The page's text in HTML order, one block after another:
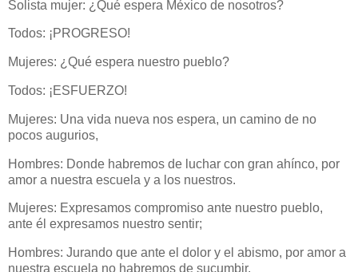
Solista mujer: ¿Qué espera México de nosotros?
Todos: ¡PROGRESO!
Mujeres: ¿Qué espera nuestro pueblo?
Todos: ¡ESFUERZO!
Mujeres: Una vida nueva nos espera, un camino de no
pocos augurios,
Hombres: Donde habremos de luchar con gran ahínco, por
amor a nuestra escuela y a los nuestros.
Mujeres: Expresamos compromiso ante nuestro pueblo,
ante él expresamos nuestro sentir;
Hombres: Jurando que ante el dolor y el abismo, por amor a
nuestra escuela no habremos de sucumbir.